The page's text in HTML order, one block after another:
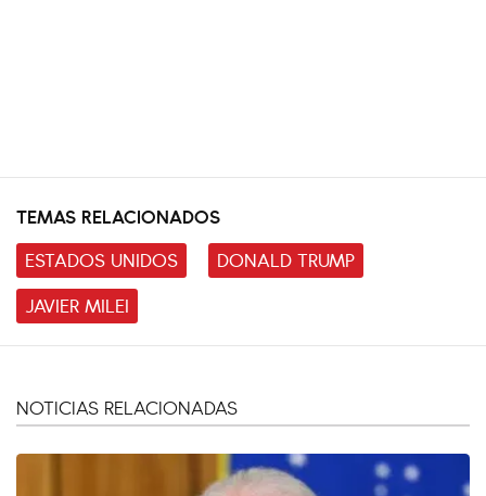
TEMAS RELACIONADOS
ESTADOS UNIDOS
DONALD TRUMP
JAVIER MILEI
NOTICIAS RELACIONADAS